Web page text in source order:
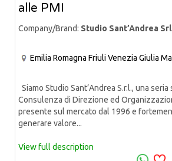
alle PMI
Company/Brand: Studio Sant’Andrea Srl
Emilia Romagna Friuli Venezia Giulia
Siamo Studio Sant’Andrea S.r.l., una seria
Consulenza di Direzione ed
presente sul mercato dal 1996 e
generare valore...
View full description